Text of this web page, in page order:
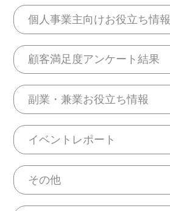
個人事業主向けお役立ち情報
顧客満足度アンケート結果
副業・兼業お役立ち情報
イベントレポート
その他